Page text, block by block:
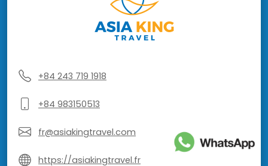
+84 243 719 1918
+84 983150513
fr@asiakingtravel.com
https://asiakingtravel.fr